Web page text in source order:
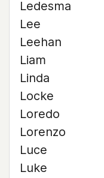
Ledesma
Lee
Leehan
Liam
Linda
Locke
Loredo
Lorenzo
Luce
Luke